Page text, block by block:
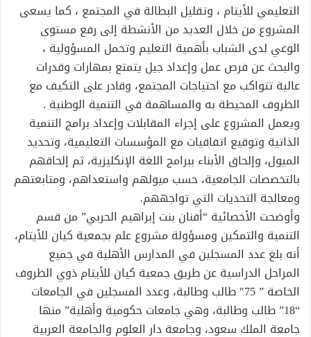
التعليمي للأيتام ، وتقليل البطالة في المجتمع ، كما يسعى
المشروع من خلال العديد من الأنشطة إلى رفع مستوى
الوعي لدى الشباب بأهمية التعليم وتحمل المسؤولية ،
والبحث عن فرص عمل وإعداد جيل يتمتع بمهارات وقدرات
عالية تتواكب مع احتياجات المجتمع، وقادر على التكيف مع
الظروف المحيطة به والمساهمة في التنمية الوطنية .
ويعمل المشروع على إجراء المقابلات وإعداد برامج التنمية
الذاتية وتوقيع اتفاقيات مع المؤسسات التعليمية، وتحديد
الميول، وإلحاق الأبناء ببرامج اللغة الإنكليزية، ثم إلحاقهم
بالتخصصات الجامعية، حسب ميولهم واستعداهم، ومتابعتهم
ومعالجة التحديات التي تواجههم.
وأوضحت الأخصائية “أفنان بنت إبراهيم الحربي” من قسم
التنمية والتمكين ومسؤولة مشروع علم بجمعية كيان للأيتام،
أنه بلغ عدد المسجلين في المدارس الأهلية في جميع
المراحل الدراسية عن طريق جمعية كيان للأيتام ذوي الظروف
الخاصة ” 75″ طالب وطالبة، وعدد المسجلين في الجامعات
“18” طالب وطالبة، وهي جامعات حكومية وأهلية” منها
جامعة الملك سعود، وجامعة دار العلوم والجامعة العربية